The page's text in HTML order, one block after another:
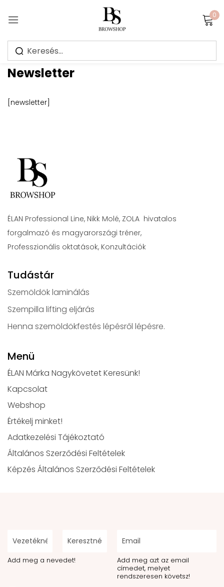
0
Newsletter
[newsletter]
ÉLAN Professional Line, Nikk Molé, ZOLA hivatalos
forgalmazó és magyarországi tréner,
Professzionális oktatások, Konzultációk
Tudástár
Szemöldök laminálás
Szempilla lifting eljárás
Henna szemöldökfestés lépésről lépésre.
Menü
ÉLAN Márka Nagykövetet Keresünk!
Kapcsolat
Webshop
Értékelj minket!
Adatkezelési Tájékoztató
Általános Szerződési Feltételek
Képzés Általános Szerződési Feltételek
Add meg a nevedet!
Add meg azt az email
címedet, melyet
rendszeresen követsz!
Sign in